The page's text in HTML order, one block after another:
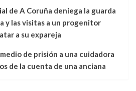
de A Coruña deniega la guarda
y las visitas a un progenitor
a su expareja
de prisión a una cuidadora
de la cuenta de una anciana